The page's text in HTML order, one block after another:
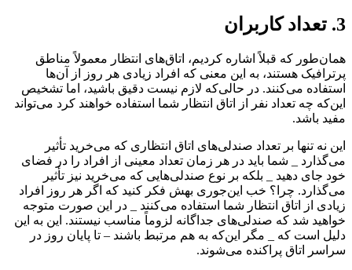
3. تعداد کاربران
همان‌طور که قبلاً اشاره کردیم، اتاق‌های انتظار معمولاً مناطق
پرترافیک هستند، به این معنی که افراد زیادی هر روز از آن‌ها
استفاده می‌کنند. در حالی‌که لازم نیست دقیق باشید، اما تشخیص
این‌که چه تعداد نفر از اتاق انتظار شما استفاده خواهند کرد می‌تواند
مفید باشد.
این نه تنها بر تعداد صندلی‌های اتاق انتظاری که می‌خرید تأثیر
می‌گذارد _ شما باید در هر زمان تعداد معینی از افراد را در فضای
خود جای دهید _ بلکه بر نوع صندلی‌هایی که می‌خرید نیز تأثیر
می‌گذارد. چرا؟ خب این‌جوری بهش فکر کنید که اگر هر روز افراد
زیادی از اتاق انتظار شما استفاده می‌کنند _ در این صورت متوجه
خواهید شد که صندلی‌های جداگانه لزوماً مناسب نیستند. این به این
دلیل است که _ مگر این‌که به هم مرتبط باشند – تا پایان روز در
سراسر اتاق پراکنده می‌شوند.